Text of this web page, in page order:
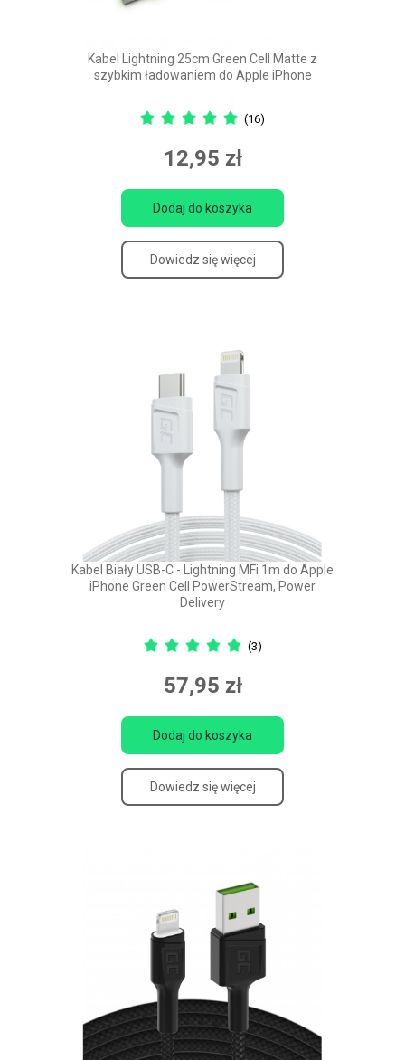
Kabel Lightning 25cm Green Cell Matte z
szybkim ładowaniem do Apple iPhone
(16)
12,95 zł
Dodaj do koszyka
Dowiedz się więcej
Kabel Biały USB-C - Lightning MFi 1m do Apple
iPhone Green Cell PowerStream, Power
Delivery
(3)
57,95 zł
Dodaj do koszyka
Dowiedz się więcej